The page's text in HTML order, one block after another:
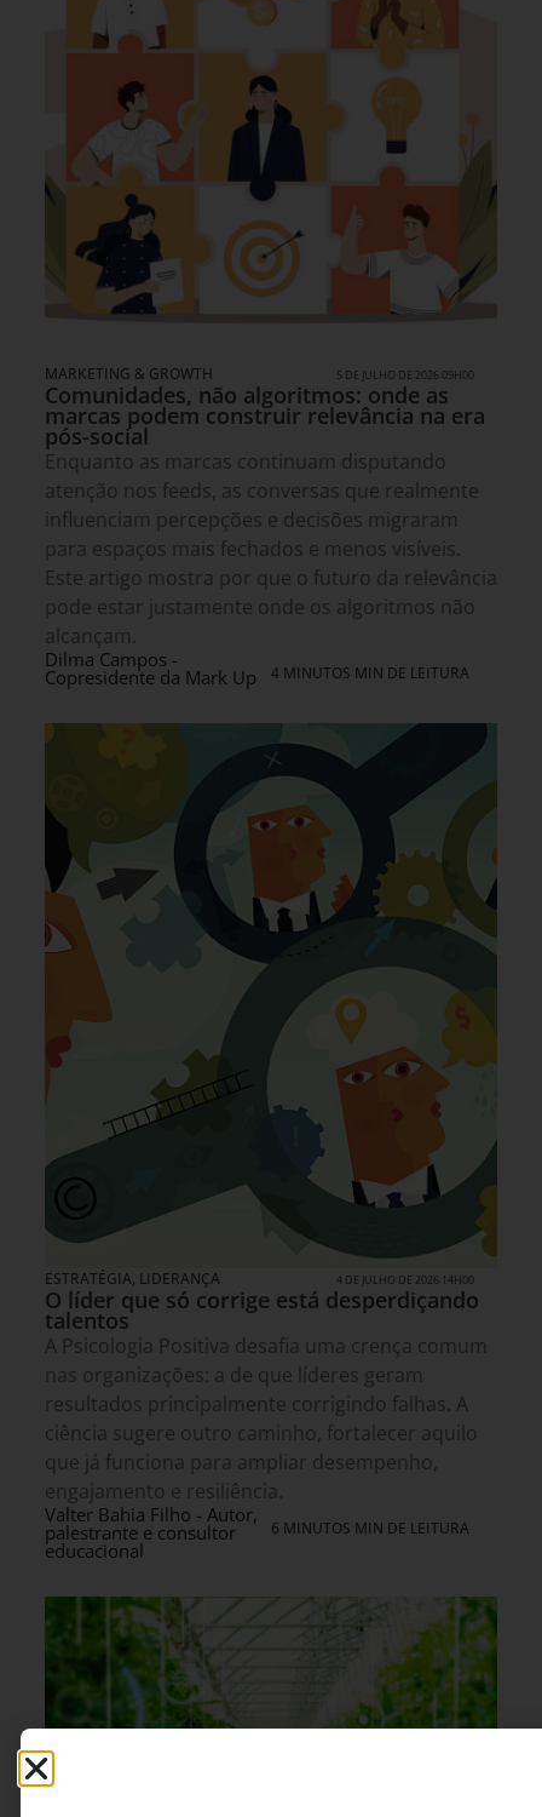
MARKETING & GROWTH 5 DE JULHO DE 2026 09H00
Comunidades, não algoritmos: onde as
marcas podem construir relevância na era
pós-social
Enquanto as marcas continuam disputando
atenção nos feeds, as conversas que realmente
influenciam percepções e decisões migraram
para espaços mais fechados e menos visíveis.
Este artigo mostra por que o futuro da relevância
pode estar justamente onde os algoritmos não
alcançam.
Dilma Campos -
Copresidente da Mark Up 4 MINUTOS MIN DE LEITURA
ESTRATÉGIA, LIDERANÇA 4 DE JULHO DE 2026 14H00
O líder que só corrige está desperdiçando
talentos
A Psicologia Positiva desafia uma crença comum
nas organizações: a de que líderes geram
resultados principalmente corrigindo falhas. A
ciência sugere outro caminho, fortalecer aquilo
que já funciona para ampliar desempenho,
engajamento e resiliência.
Valter Bahia Filho - Autor,
palestrante e consultor
educacional
6 MINUTOS MIN DE LEITURA